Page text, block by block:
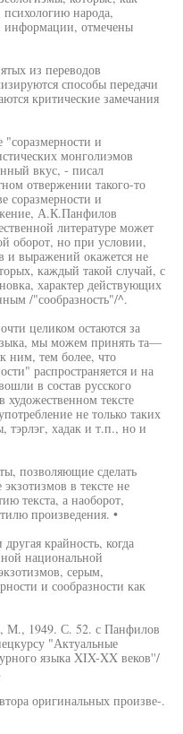
народа,
информации, отмечены
из переводов
способы передачи
критические замечания
и
монголиэмов
вкус, - писал
отвержении такого-то
соразмерности и
А.К.Панфилов
литературе может
оборот, но при условии,
и выражений окажется не
каждый такой случай, с
характер действующих
/"сообразность"/^.
целиком остаются за
мы можем принять та—
ним, тем более, что
распространяется и на
в состав русского
художественном тексте
не только таких
тэрлэг, хадак и т.п., но и
позволяющие сделать
в тексте не
текста, а наоборот,
произведения. •
крайность, когда
национальной
серым,
и сообразности как
1949. С. 52. с Панфилов
"Актуальные
языка XIX-XX веков''/
оригинальных произве-.